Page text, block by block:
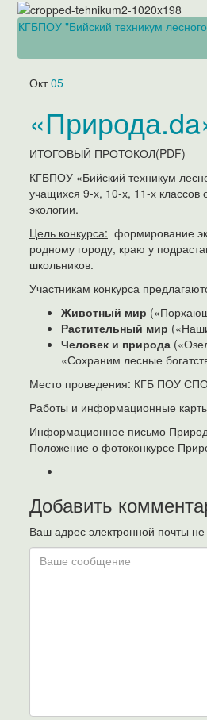
КГБПОУ "Бийский техникум
Окт 05
ИТОГОВЫЙ ПРОТОКОЛ(PDF)
КГБПОУ «Бийский техникум
учащихся 9-х, 10-х, 11-х
экологии.
Цель конкурса: формирование
родному городу, краю у
школьников.
Участникам конкурса
Животный мир
Растительный мир
Человек и природа
«Сохраним лесные
Место проведения: КГБ ПОУ СПО
Работы и информационные
Информационное письмо
Положение о фотоконкурсе
Добавить
Ваш адрес электронной почты не